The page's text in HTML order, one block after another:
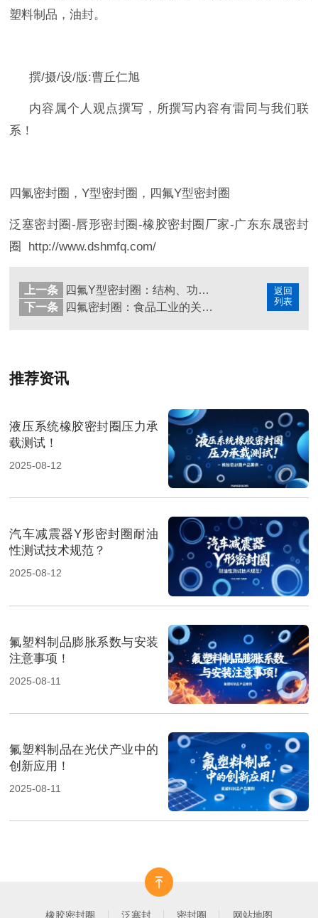
塑料制品，油封。
撰/摄/设/版:曹丘仁旭
内容属个人观点撰写，所撰写内容有雷同与我们联
系！
四氟密封圈，Y型密封圈，四氟Y型密封圈
泛塞密封圈-唇形密封圈-橡胶密封圈厂家-广东东晟密封
圈 http://www.dshmfq.com/
返回
列表
上一条
四氟Y型密封圈：结构、功能与广泛应用解析
下一条
四氟密封圈：食品工业的关键保障
推荐资讯
液压系统橡胶密封圈压力承
载测试！
2025-08-12
汽车减震器Y形密封圈耐油
性测试技术规范？
2025-08-12
氟塑料制品膨胀系数与安装
注意事项！
2025-08-11
氟塑料制品在光伏产业中的
创新应用！
2025-08-11
橡胶密封圈 泛塞封 密封圈 网站地图